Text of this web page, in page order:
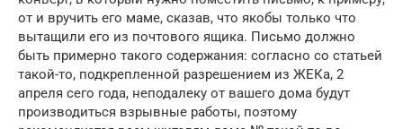
от и вручить его маме, сказав, что якобы только что
вытащили его из почтового ящика. Письмо должно
быть примерно такого содержания: согласно со статьей
такой-то, подкрепленной разрешением из ЖЕКа, 2
апреля сего года, неподалеку от вашего дома будут
производиться взрывные работы, поэтому